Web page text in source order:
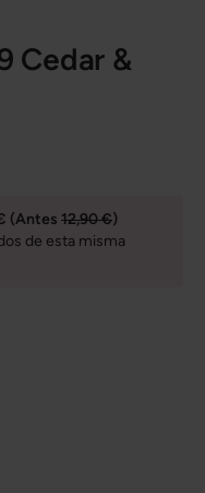
Cedar &
(Antes 12,90 €)
de esta misma